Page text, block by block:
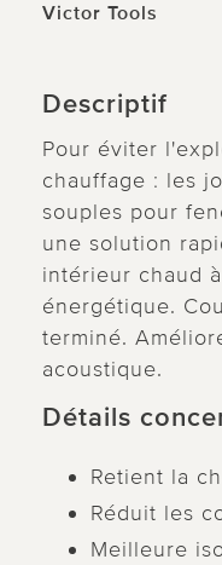
Victor Tools
Descriptif
Pour éviter
chauffage : les
souples pour
une solution
intérieur chaud
énergétique.
terminé.
acoustique.
Détails
Retient la
Réduit les
Meilleure